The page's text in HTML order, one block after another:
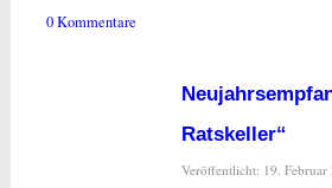
0 Kommentare
Ratskeller“
Veröffentlicht: 19. Februar